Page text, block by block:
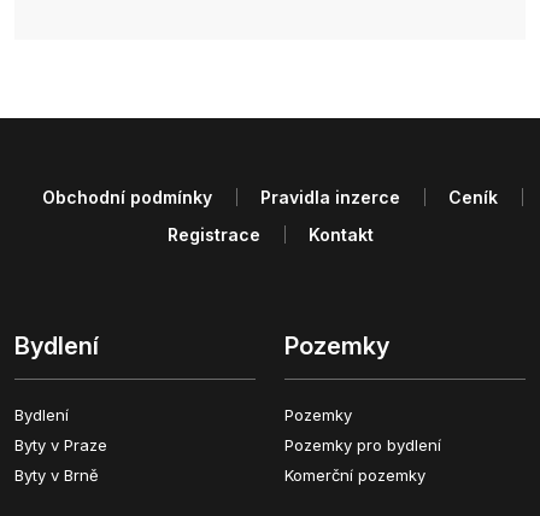
Bydlení
Bydlení
Byty v Praze
Byty v Brně
Pozemky
Pozemky
Pozemky pro bydlení
Komerční pozemky
Obchodní podmínky Pravidla inzerce
Ceník
Registrace
Kontakt